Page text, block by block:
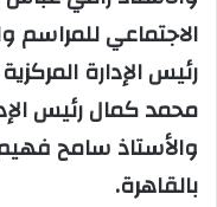
الاجتماعي للمراسم
رئيس الإدارة
محمد كمال رئيس
والأستاذ سامح
بالقاهرة.